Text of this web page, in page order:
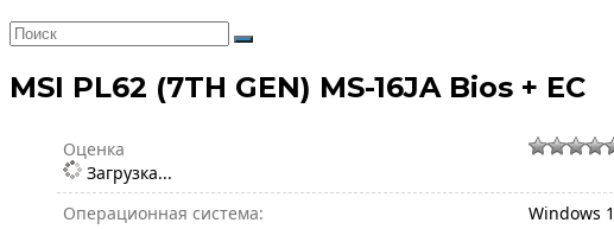
MSI PL62 (7TH GEN) MS-16JA Bios + EC
Оценка
Загрузка...
Операционная система:
Windows